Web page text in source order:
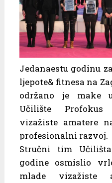
Jedanaestu godinu
ljepote& fitnesa na
održano je make
Učilište
vizažiste amatere
profesionalni razvoj.
Stručni tim
godine osmislio
mlade vizažiste